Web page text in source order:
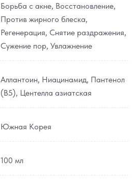
Борьба с акне, Восстановление,
Против жирного блеска,
Регенерация,Снятие раздражения,
Сужение пор,Увлажнение
Аллантоин, Ниацинамид, Пантенол
(В5), Центелла азиатская
Южная Корея
100 мл